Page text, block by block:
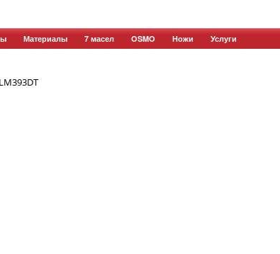
Материалы 7 масел OSMO Ножи Услуги
LM393DT